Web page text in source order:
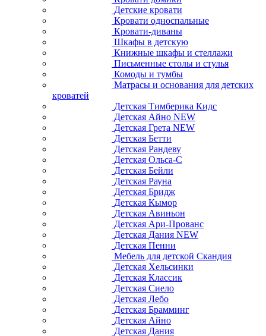
Детские кровати
Кровати односпальные
Кровати-диваны
Шкафы в детскую
Книжные шкафы и стеллажи
Письменные столы и стулья
Комоды и тумбы
Матрасы и основания для детских
кроватей
Детская Тимберика Кидс
Детская Айно NEW
Детская Грета NEW
Детская Бетти
Детская Рандеву
Детская Ольса-С
Детская Бейли
Детская Рауна
Детская Бридж
Детская Кымор
Детская Авиньон
Детская Ари-Прованс
Детская Дания NEW
Детская Пенни
Мебель для детской Скандия
Детская Хельсинки
Детская Классик
Детская Сиело
Детская Лебо
Детская Брамминг
Детская Айно
Детская Дания